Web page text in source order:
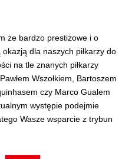
że bardzo prestiżowe i o
dla naszych piłkarzy do
na tle znanych piłkarzy
Wszołkiem, Bartoszem
czy Marco Gualem
występie podejmie
Wasze wsparcie z trybun